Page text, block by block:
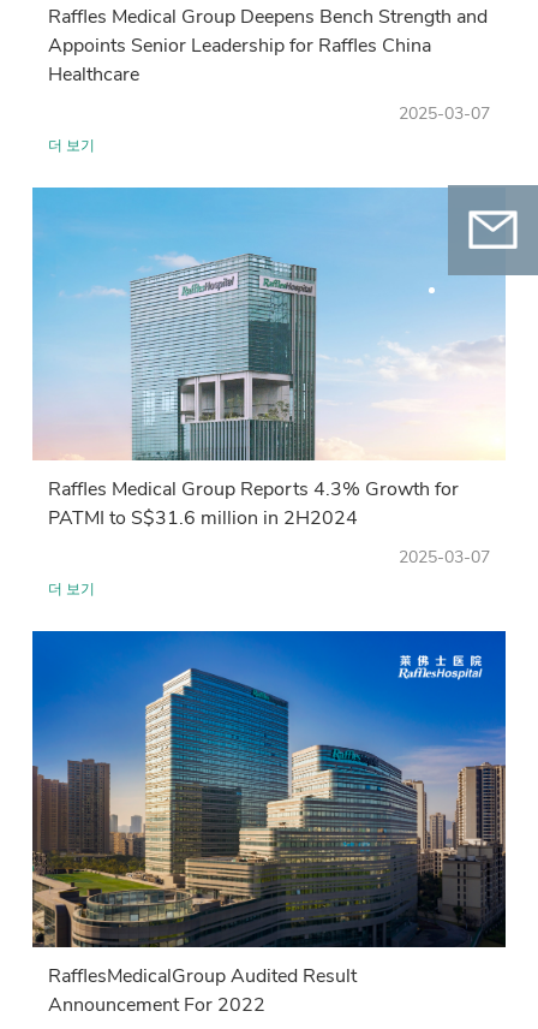
연락처
QR코드를 스캔하여 WeChat 공식 계정을 팔
로우하고 온라인 예약을 하세요
Raffles Medical Group Deepens Bench Strength and
Appoints Senior Leadership for Raffles China
Healthcare
2025-03-07
더 보기
Raffles Medical Group Reports 4.3% Growth for
PATMI to S$31.6 million in 2H2024
2025-03-07
더 보기
RafflesMedicalGroup Audited Result
Announcement For 2022